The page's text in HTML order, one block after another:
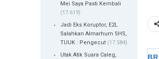
Mei Saya Pasti Kembali
(17.619)
Jadi Eks Koruptor, E2L
Salahkan Almarhum SHS,
TUUK : Pengecut (17.584)
Utak Atik Suara Caleg,